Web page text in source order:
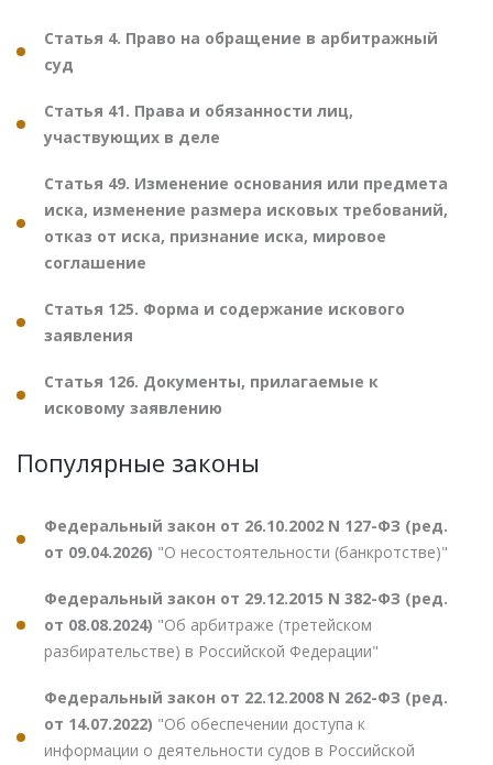
Статья 4. Право на обращение в арбитражный
суд
Статья 41. Права и обязанности лиц,
участвующих в деле
Статья 49. Изменение основания или предмета
иска, изменение размера исковых требований,
отказ от иска, признание иска, мировое
соглашение
Статья 125. Форма и содержание искового
заявления
Статья 126. Документы, прилагаемые к
исковому заявлению
Популярные законы
Федеральный закон от 26.10.2002 N 127-ФЗ (ред.
от 09.04.2026) "О несостоятельности (банкротстве)"
Федеральный закон от 29.12.2015 N 382-ФЗ (ред.
от 08.08.2024) "Об арбитраже (третейском
разбирательстве) в Российской Федерации"
Федеральный закон от 22.12.2008 N 262-ФЗ (ред.
от 14.07.2022) "Об обеспечении доступа к
информации о деятельности судов в Российской